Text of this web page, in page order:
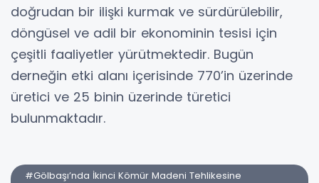
doğrudan bir ilişki kurmak ve sürdürülebilir,
döngüsel ve adil bir ekonominin tesisi için
çeşitli faaliyetler yürütmektedir. Bugün
derneğin etki alanı içerisinde 770’in üzerinde
üretici ve 25 binin üzerinde türetici
bulunmaktadır.
#Gölbaşı’nda İkinci Kömür Madeni Tehlikesine